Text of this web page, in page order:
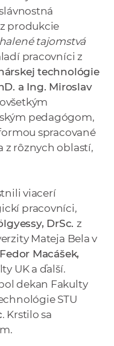
v
n
í
k
c
h
S
produkcie
tajomstvá
pracovníci z
technológie
a Ing. Miroslav
pedagógom,
spracované
z rôznych oblastí,
viacerí
pracovníci,
DrSc. z
Mateja Bela v
Macášek,
UK a ďalší.
dekan Fakulty
STU
. Krstilo sa